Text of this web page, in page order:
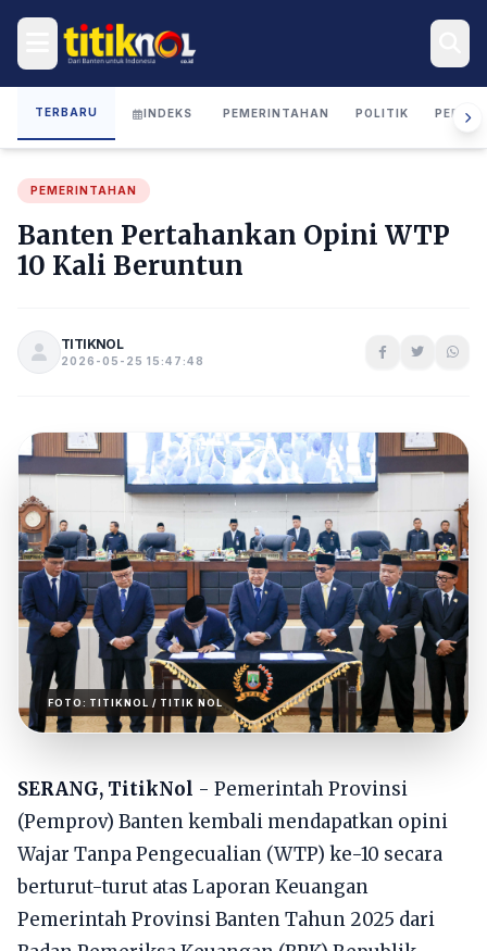
TERBARU INDEKS PEMERINTAHAN POLITIK
PEMERINTAHAN
Banten Pertahankan Opini WTP
10 Kali Beruntun
TITIKNOL
2026-05-25 15:47:48
FOTO: TITIKNOL / TITIK NOL
SERANG, TitikNol - Pemerintah Provinsi
(Pemprov) Banten kembali mendapatkan opini
Wajar Tanpa Pengecualian (WTP) ke-10 secara
berturut-turut atas Laporan Keuangan
Pemerintah Provinsi Banten Tahun 2025 dari